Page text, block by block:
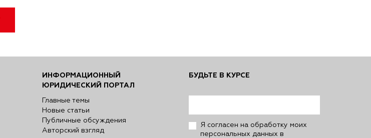
ИНФОРМАЦИОННЫЙ
ЮРИДИЧЕСКИЙ ПОРТАЛ
Главные темы
Новые статьи
Публичные обсуждения
Авторский взгляд
БУДЬТЕ В КУРСЕ
Я согласен на обработку моих
персональных данных в